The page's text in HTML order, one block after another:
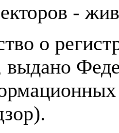
-
о
выдано